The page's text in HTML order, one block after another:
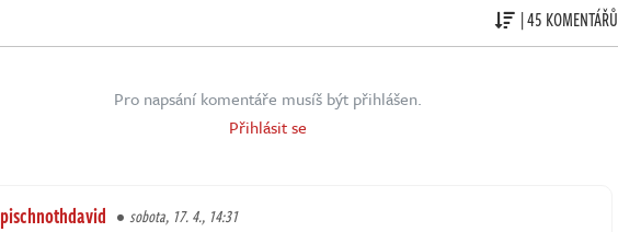
| 45 KOMENTÁŘŮ
Pro napsání komentáře musíš být přihlášen.
Přihlásit se
pischnothdavid sobota, 17. 4., 14:31